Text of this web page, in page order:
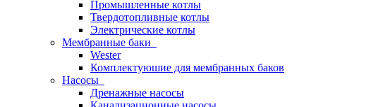
Промышленные котлы
Твердотопливные котлы
Электрические котлы
Мембранные баки
Wester
Комплектуюшие для мембранных баков
Насосы
Дренажные насосы